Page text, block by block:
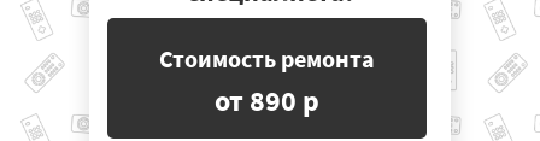
Стоимость ремонта
от 890 р